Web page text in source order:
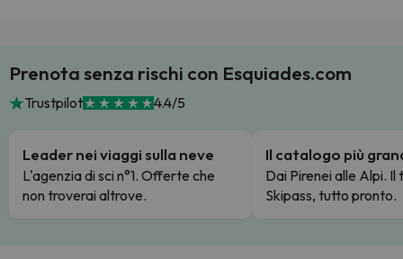
Prenota senza rischi con Esquiades.com
Trustpilot 4.4/5
Leader nei viaggi sulla neve
L'agenzia di sci n°1. Offerte che
non troverai altrove.
Il catalogo più
Dai Pirenei alle Alpi. Il
Skipass, tutto pronto.